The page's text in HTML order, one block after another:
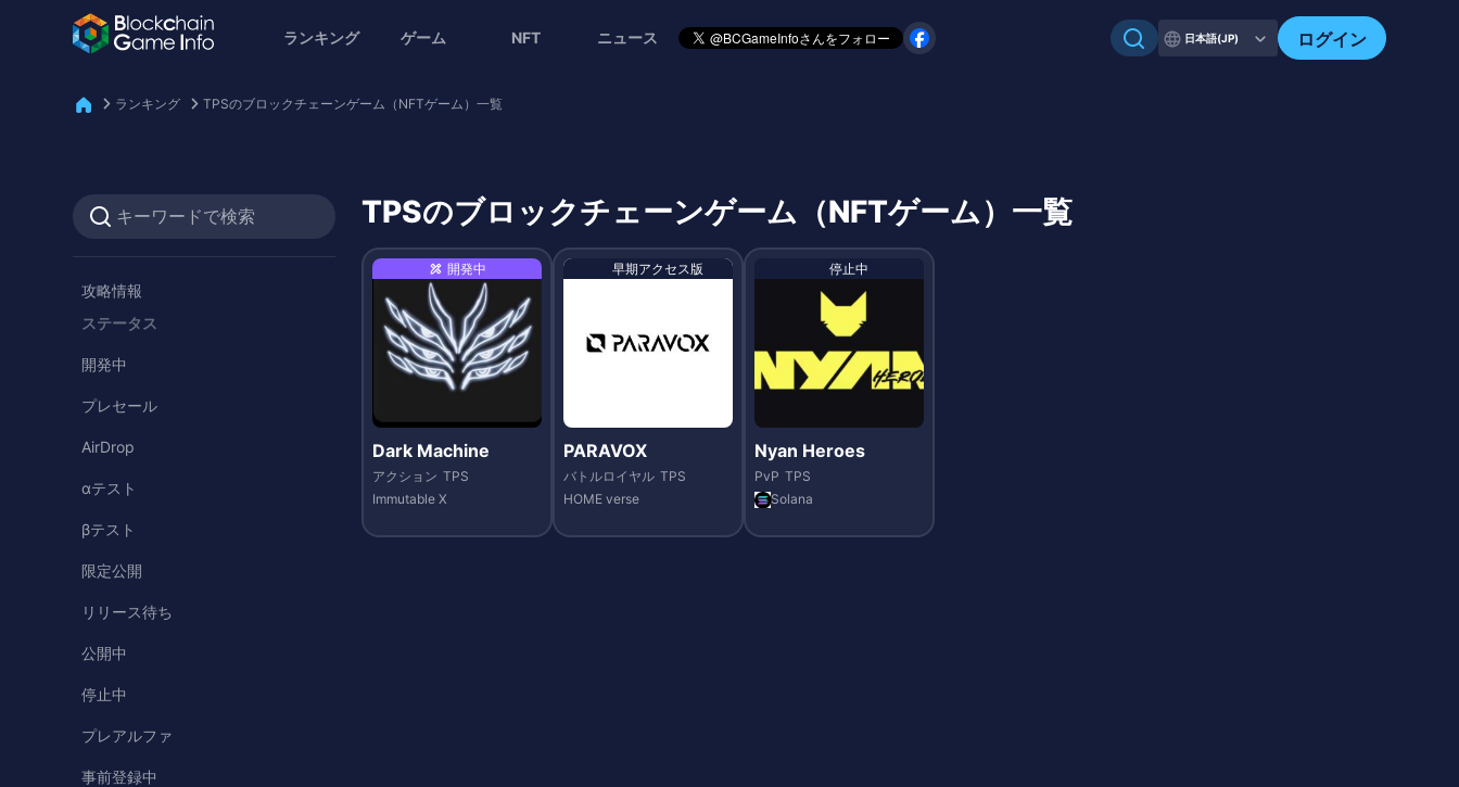
ランキング ゲーム NFT ニュース 日本語(JP) ログイン
自分のアセットを確認
ランキング TPSのブロックチェーンゲーム（NFTゲーム）一覧
攻略情報
ステータス
開発中
プレセール
AirDrop
αテスト
βテスト
限定公開
リリース待ち
公開中
停止中
プレアルファ
事前登録中
TPSのブロックチェーンゲーム（NFTゲーム）一覧
開発中
Dark Machine
アクション TPS
Immutable X
早期アクセス版
PARAVOX
バトルロイヤル TPS
HOME verse
停止中
Nyan Heroes
PvP TPS
Solana